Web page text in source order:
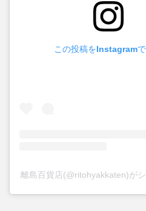
この投稿をInstagram
離島百貨店(@ritohyakkaten)が